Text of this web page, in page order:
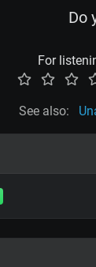
Do
For
See also: